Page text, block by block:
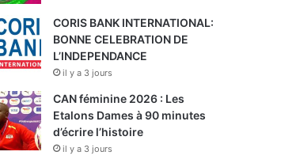
CORIS BANK INTERNATIONAL:
BONNE CELEBRATION DE
L’INDEPENDANCE
il y a 3 jours
CAN féminine 2026 : Les
Etalons Dames à 90 minutes
d’écrire l’histoire
il y a 3 jours